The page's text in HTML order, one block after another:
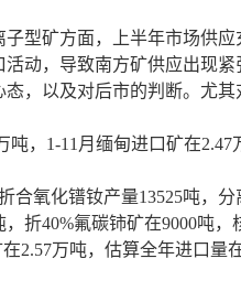
矿方面，上半年市场供应
动，导致南方矿供应出现
，以及对后市的判断。尤
1-11月缅甸进口矿在2.47
氧化镨钕产量13525吨，
折40%氟碳铈矿在9000吨，
万吨，估算全年进口量